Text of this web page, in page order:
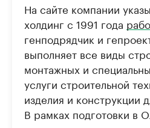
На сайте компании
холдинг с 1991 года
генподрядчик и
выполняет все виды
монтажных и
услуги строительной
изделия и конструкции
В рамках подготовки в